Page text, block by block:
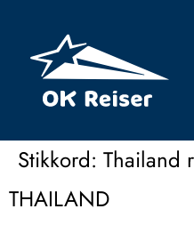
Stikkord: Thailand
THAILAND